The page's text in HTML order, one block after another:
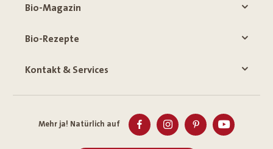
Bio-Magazin
Bio-Rezepte
Kontakt & Services
Mehr ja! Natürlich auf